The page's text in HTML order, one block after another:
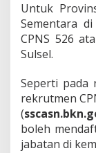
Untuk
Sementara
CPNS 526
Sulsel.
Seperti pada
rekrutmen
(
boleh
jabatan di